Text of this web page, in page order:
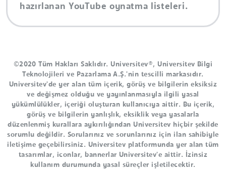
hazırlanan YouTube oynatma listeleri.
©2020 Tüm Hakları Saklıdır. Universitev®, Universitev Bilgi
Teknolojileri ve Pazarlama A.Ş.'nin tescilli markasıdır.
Universitev'de yer alan tüm içerik, görüş ve bilgilerin eksiksiz
ve değişmez olduğu ve yayınlanmasıyla ilgili yasal
yükümlülükler, içeriği oluşturan kullanıcıya aittir. Bu içerik,
görüş ve bilgilerin yanlışlık, eksiklik veya yasalarla
düzenlenmiş kurallara aykırılığından Universitev hiçbir şekilde
sorumlu değildir. Sorularınız ve sorunlarınız için ilan sahibiyle
iletişime geçebilirsiniz. Universitev platformunda yer alan tüm
tasarımlar, iconlar, bannerlar Universitev'e aittir. İzinsiz
kullanım durumunda yasal süreçler işletilecektir.